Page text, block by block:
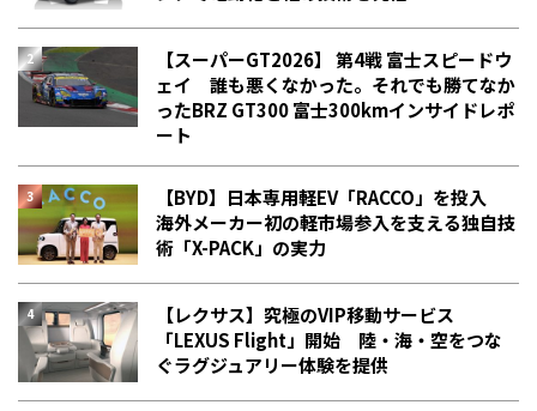
【スーパーGT2026】 第4戦 富士スピードウ
ェイ 誰も悪くなかった。それでも勝てなか
った――BRZ GT300 富士300kmインサイドレポ
ート
【BYD】日本専用軽EV「RACCO」を投入
海外メーカー初の軽市場参入を支える独自技
術「X-PACK」の実力
【レクサス】究極のVIP移動サービス
「LEXUS Flight」開始 陸・海・空をつな
ぐラグジュアリー体験を提供